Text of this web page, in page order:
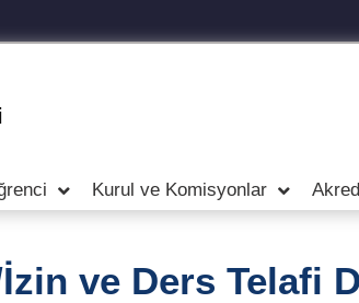
Kurul ve Komisyonlar
ve Ders Telafi